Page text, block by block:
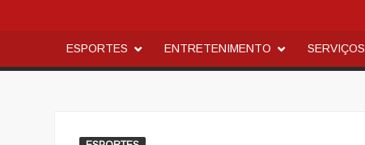
ESPORTES ENTRETENIMENTO SERVIÇOS